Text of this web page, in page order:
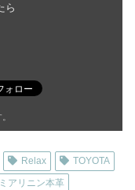
ら
Relax
TOYOTA
アリニン本革